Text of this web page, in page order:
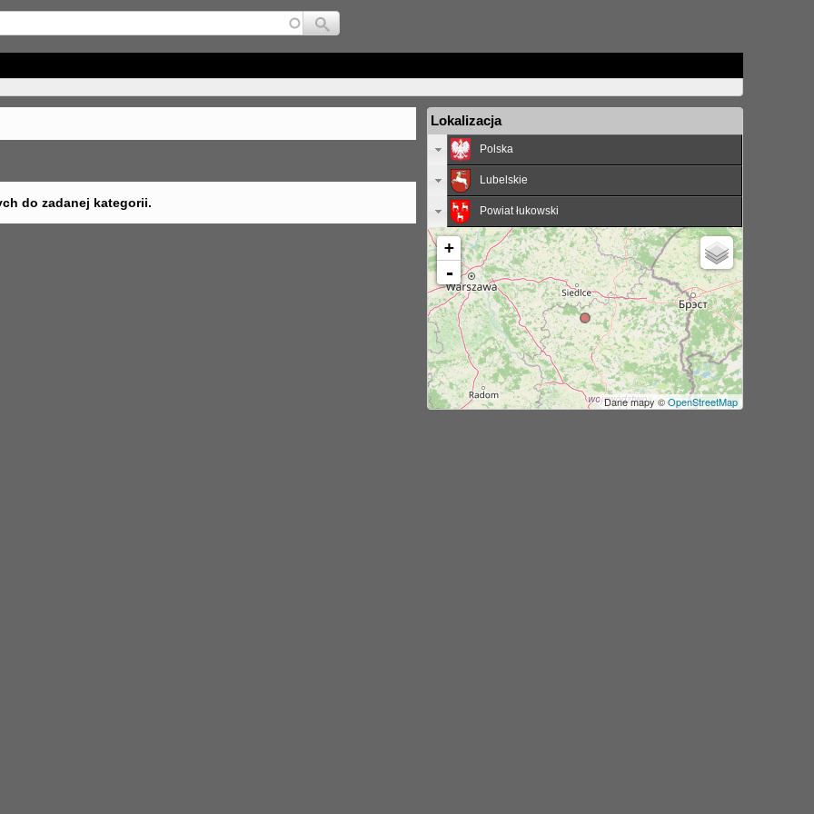
Jump to navigation
do zadanej kategorii.
Lokalizacja
Polska
Lubelskie
Powiat łukowski
+
-
Dane mapy ©OpenStreetMap